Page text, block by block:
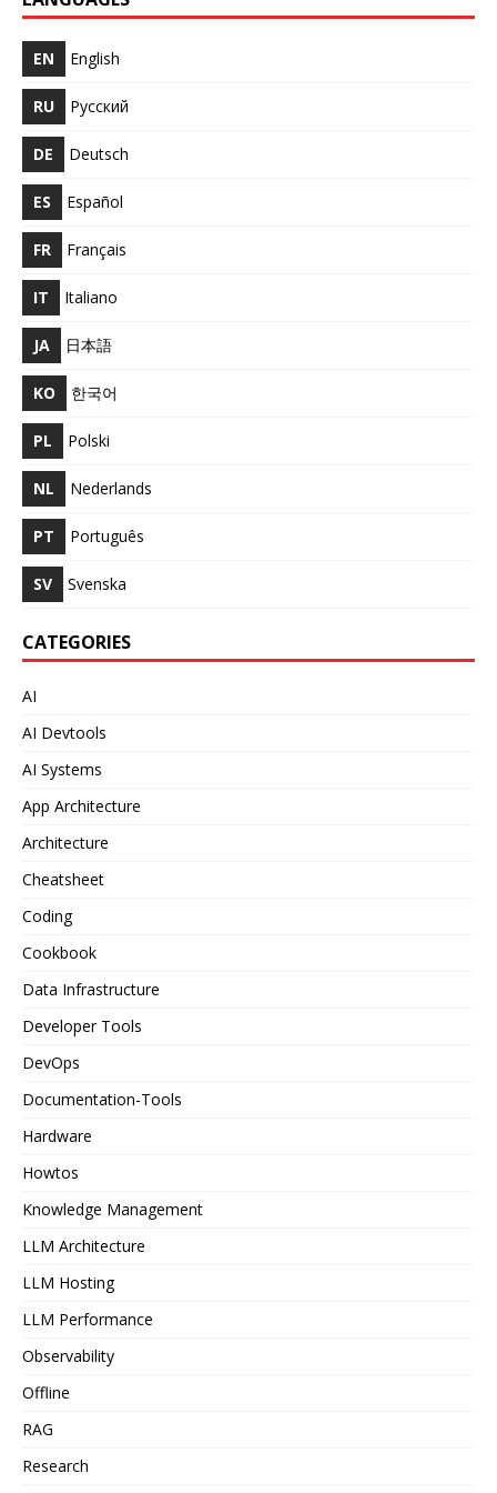
EN English
RU Русский
DE Deutsch
ES Español
FR Français
IT Italiano
JA 日本語
KO 한국어
PL Polski
NL Nederlands
PT Português
SV Svenska
CATEGORIES
AI
AI Devtools
AI Systems
App Architecture
Architecture
Cheatsheet
Coding
Cookbook
Data Infrastructure
Developer Tools
DevOps
Documentation-Tools
Hardware
Howtos
Knowledge Management
LLM Architecture
LLM Hosting
LLM Performance
Observability
Offline
RAG
Research